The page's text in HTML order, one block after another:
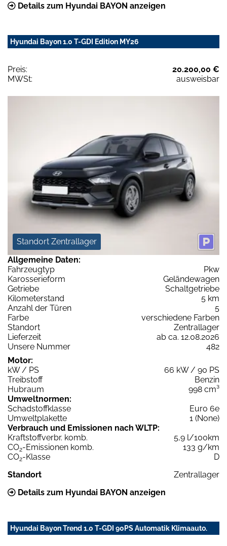
Details zum Hyundai BAYON anzeigen
Hyundai Bayon 1.0 T-GDI Edition MY26
Preis:
20.200,00 €
MWSt:
ausweisbar
Standort Zentrallager
Allgemeine Daten:
Fahrzeugtyp
Pkw
Karosserieform
Geländewagen
Getriebe
Schaltgetriebe
Kilometerstand
5 km
Anzahl der Türen
5
Farbe
verschiedene Farben
Standort
Zentrallager
Lieferzeit
ab ca. 12.08.2026
Unsere Nummer
482
Motor:
kW / PS
66 kW / 90 PS
Treibstoff
Benzin
Hubraum
998 cm³
Umweltnormen:
Schadstoffklasse
Euro 6e
Umweltplakette
1 (None)
Verbrauch und Emissionen nach WLTP:
Kraftstoffverbr. komb.
5,9 l/100km
CO2-Emissionen komb.
133 g/km
CO2-Klasse
D
Standort
Zentrallager
Details zum Hyundai BAYON anzeigen
Hyundai Bayon Trend 1.0 T-GDI 90PS Automatik Klimaauto.